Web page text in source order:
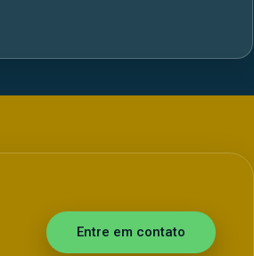
Entre em contato